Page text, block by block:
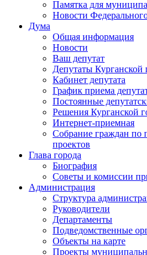
Памятка для
Новости
Дума
Общая информация
Новости
Ваш депутат
Депутаты
Кабинет депутата
График приема
Постоянные
Решения Курганской
Интернет-приемная
Собрание граждан по
проектов
Глава города
Биография
Советы и комиссии
Администрация
Структура
Руководители
Департаменты
Подведомственные
Объекты на карте
Проекты